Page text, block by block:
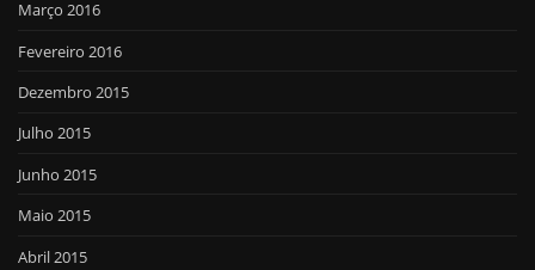
Março 2016
Fevereiro 2016
Dezembro 2015
Julho 2015
Junho 2015
Maio 2015
Abril 2015